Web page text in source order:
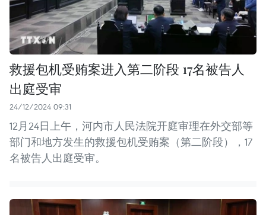
救援包机受贿案进入第二阶段 17名被告人
出庭受审
24/12/2024 09:31
12月24日上午，河内市人民法院开庭审理在外交部等
部门和地方发生的救援包机受贿案（第二阶段），17
名被告人出庭受审。